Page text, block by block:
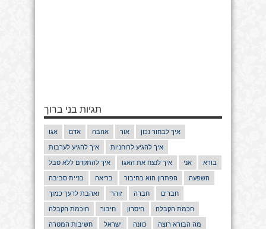
תגיות בני ברוך
אגו אדם אהבה אור איך לבחור נכון
איך להגיע לערבות איך להגיע לרוחניות
איך להתקדם ללא סבל איך לנצח את האגו אני בורא
בניית סביבה בריאה הפתרון הוא בחיבור השפעה
ואהבת לרעך כמוך זוהר חברה חברים
חוכמת הקבלה חיבור חיסרון חכמת הקבלה
חשיבות המטרה ישראל כוונה מה הבורא רוצה